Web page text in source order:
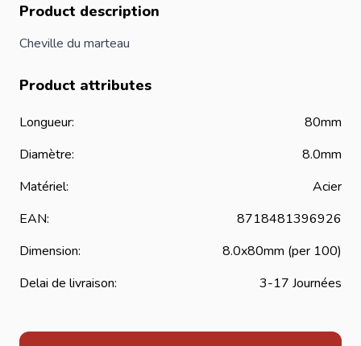
Product description
Cheville du marteau
Product attributes
Longueur:
80mm
Diamètre:
8.0mm
Matériel:
Acier
EAN:
8718481396926
Dimension:
8.0x80mm (per 100)
Delai de livraison:
3-17 Journées